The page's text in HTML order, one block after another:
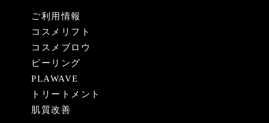
ご利用情報
コスメリフト
コスメブロウ
ピーリング
PLAWAVE
トリートメント
肌質改善